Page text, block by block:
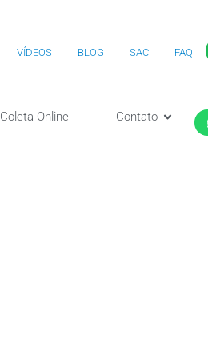
VÍDEOS BLOG SAC FAQ
Coleta Online Contato